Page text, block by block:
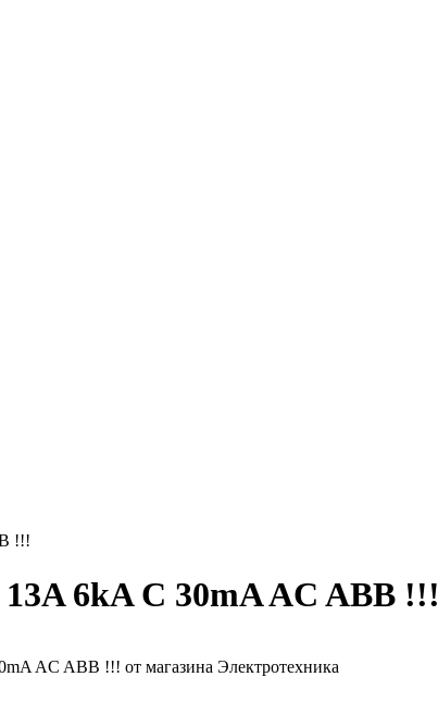
!!!
6kA C 30mA AC ABВ !!!